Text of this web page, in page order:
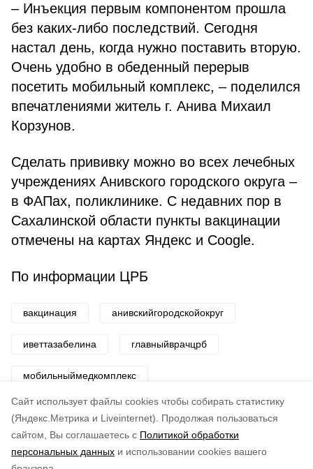
Cайт использует файлы cookies чтобы собирать статистику
(Яндекс.Метрика и Liveinternet).
Продолжая пользоваться
сайтом, Вы соглашаетесь с Политикой обработки
персональных данных и использовании cookies вашего
– Инъекция первым компонентом прошла
без каких-либо последствий. Сегодня
настал день, когда нужно поставить вторую.
Очень удобно в обеденный перерыв
посетить мобильный комплекс, – поделился
впечатлениями житель г. Анива Михаил
Корзунов.
Сделать прививку можно во всех лечебных
учреждениях Анивского городского округа –
в ФАПах, поликлинике. С недавних пор в
Сахалинской области пункты вакцинации
отмечены на картах Яндекс и Coogle.
По информации ЦРБ
вакцинация анивскийгородскойокруг
иветтазабелина главныйврачцрб
мобильныймедкомплекс
Авторы: ADMIN admin
по оценке